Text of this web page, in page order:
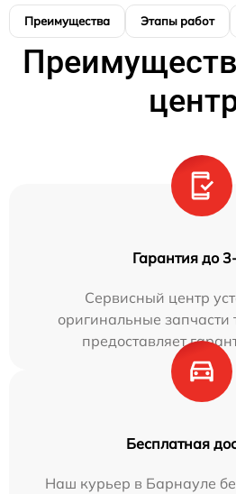
Преимущества Этапы работ
Гарантия до
Сервисный центр
оригинальные запчасти
предоставляет
Бесплатная
Наш курьер в Барнауле